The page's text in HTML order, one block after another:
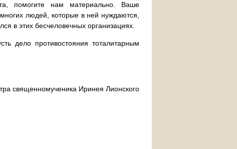
помогите нам материально. Ваше
людей, которые в ней нуждаются,
в этих бесчеловечных организациях.
дело противостояния тоталитарным
священномученика Иринея Лионского